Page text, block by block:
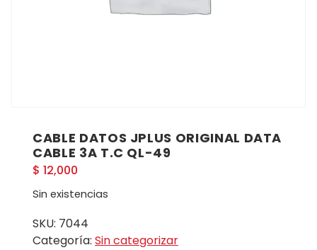
CABLE DATOS JPLUS ORIGINAL DATA
CABLE 3A T.C QL-49
$ 12,000
Sin existencias
SKU: 7044
Categoría: Sin categorizar